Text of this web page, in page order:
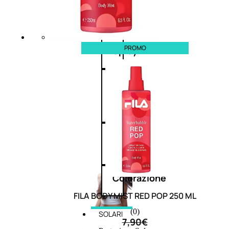
cristalli
Spray
Cera
crema
capelli
Colorazione
SOLARI
PROMO
FILA BODY MIST RED POP 250 ML
(0)
7,90€